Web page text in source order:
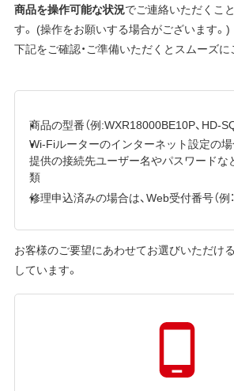
商品を操作可能な状況でご連絡いただくこ
す。 (操作をお願いする場合がございます。)
下記をご確認・ご準備いただくとスムーズに
商品の型番（例:WXR18000BE10P、HD-
Wi-Fiルーターのインターネット設定の場
提供の接続先ユーザー名やパスワードな
類
修理申込済みの場合は、Web受付番号（例
お客様のご要望にあわせてお選びいただけ
しています。